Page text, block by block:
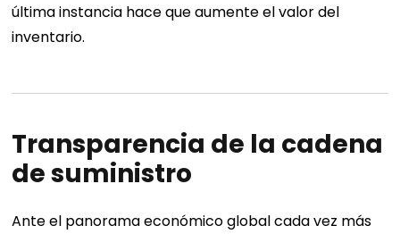
última instancia hace que aumente el valor del
inventario.
Transparencia de la cadena
de suministro
Ante el panorama económico global cada vez más